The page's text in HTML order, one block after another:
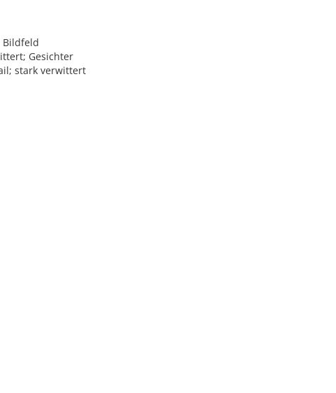
Bildfeld
Gesichter
stark verwittert